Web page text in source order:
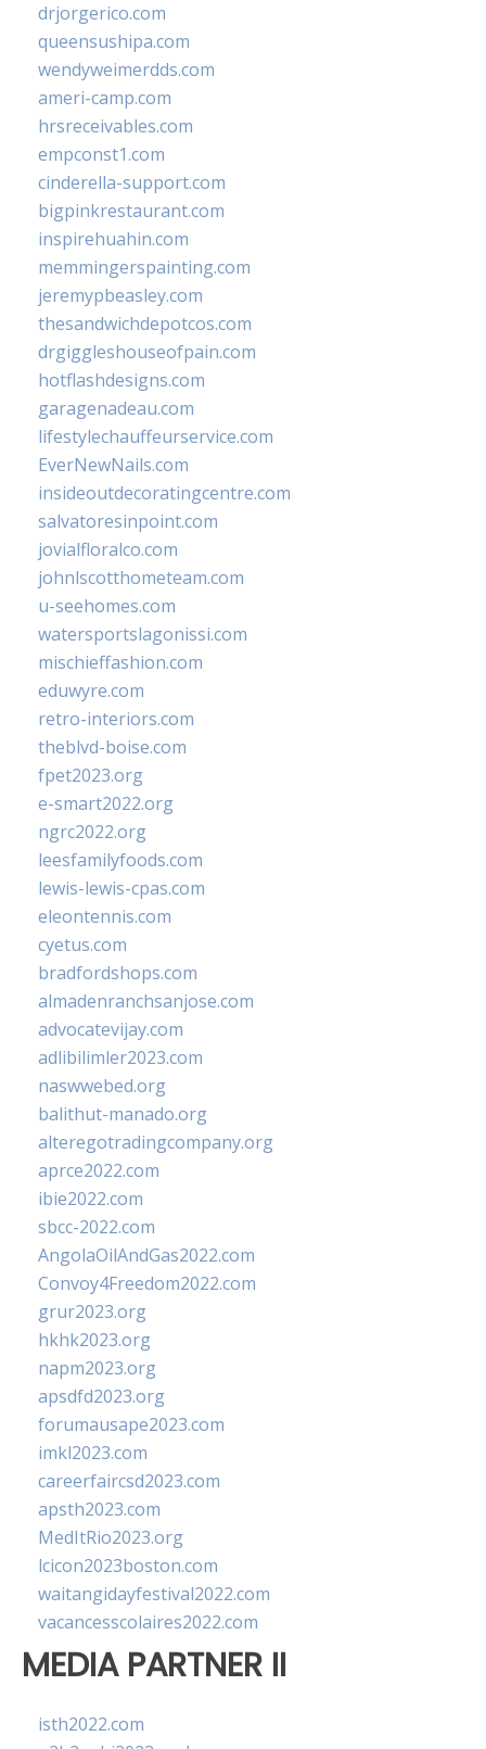
drjorgerico.com
queensushipa.com
wendyweimerdds.com
ameri-camp.com
hrsreceivables.com
empconst1.com
cinderella-support.com
bigpinkrestaurant.com
inspirehuahin.com
memmingerspainting.com
jeremypbeasley.com
thesandwichdepotcos.com
drgiggleshouseofpain.com
hotflashdesigns.com
garagenadeau.com
lifestylechauffeurservice.com
EverNewNails.com
insideoutdecoratingcentre.com
salvatoresinpoint.com
jovialfloralco.com
johnlscotthometeam.com
u-seehomes.com
watersportslagonissi.com
mischieffashion.com
eduwyre.com
retro-interiors.com
theblvd-boise.com
fpet2023.org
e-smart2022.org
ngrc2022.org
leesfamilyfoods.com
lewis-lewis-cpas.com
eleontennis.com
cyetus.com
bradfordshops.com
almadenranchsanjose.com
advocatevijay.com
adlibilimler2023.com
naswwebed.org
balithut-manado.org
alteregotradingcompany.org
aprce2022.com
ibie2022.com
sbcc-2022.com
AngolaOilAndGas2022.com
Convoy4Freedom2022.com
grur2023.org
hkhk2023.org
napm2023.org
apsdfd2023.org
forumausape2023.com
imkl2023.com
careerfaircsd2023.com
apsth2023.com
MedItRio2023.org
lcicon2023boston.com
waitangidayfestival2022.com
vacancesscolaires2022.com
MEDIA PARTNER II
isth2022.com